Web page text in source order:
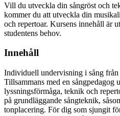
Vill du utveckla din sångröst och
kommer du att utveckla din
och repertoar. Kursens innehåll är
studentens behov.
Innehåll
Individuell undervisning i sång
Tillsammans med en sångpedagog
lyssningsförmåga, teknik och
på grundläggande sångteknik,
tonplacering. För dig som sjungit